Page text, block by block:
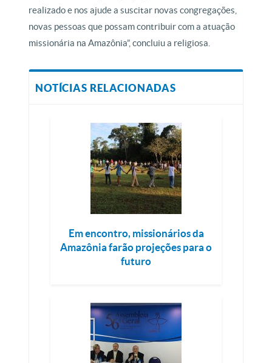
realizado e nos ajude a suscitar novas congregações,
novas pessoas que possam contribuir com a atuação
missionária na Amazônia”, concluiu a religiosa.
NOTÍCIAS RELACIONADAS
Em encontro, missionários da
Amazônia farão projeções para o
futuro